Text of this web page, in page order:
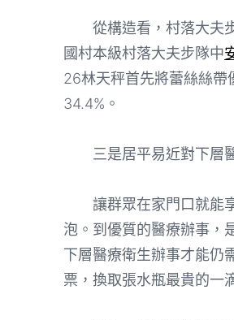
從構造看，村落大夫步
國村本級村落大夫步隊中
26林天秤首先將蕾絲絲帶
34.4%。
三是居平易近對下層醫
讓群眾在家門口就能享
泡。到優質的醫療辦事，
下層醫療衛生辦事才能仍
票，換取張水瓶最貴的一